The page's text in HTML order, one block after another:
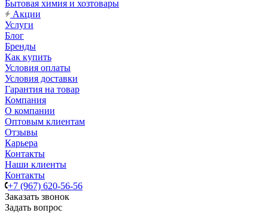
Бытовая химия и хозтовары
Акции
Услуги
Блог
Бренды
Как купить
Условия оплаты
Условия доставки
Гарантия на товар
Компания
О компании
Оптовым клиентам
Отзывы
Карьера
Контакты
Наши клиенты
Контакты
+7 (967) 620-56-56
Заказать звонок
Задать вопрос